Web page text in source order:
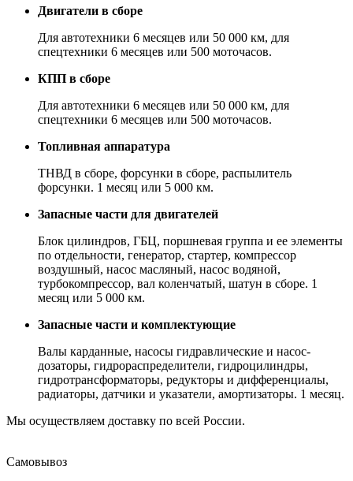
Двигатели в сборе
Для автотехники 6 месяцев или 50 000 км, для
спецтехники 6 месяцев или 500 моточасов.
КПП в сборе
Для автотехники 6 месяцев или 50 000 км, для
спецтехники 6 месяцев или 500 моточасов.
Топливная аппаратура
ТНВД в сборе, форсунки в сборе, распылитель
форсунки. 1 месяц или 5 000 км.
Запасные части для двигателей
Блок цилиндров, ГБЦ, поршневая группа и ее элементы
по отдельности, генератор, стартер, компрессор
воздушный, насос масляный, насос водяной,
турбокомпрессор, вал коленчатый, шатун в сборе. 1
месяц или 5 000 км.
Запасные части и комплектующие
Валы карданные, насосы гидравлические и насос-
дозаторы, гидрораспределители, гидроцилиндры,
гидротрансформаторы, редукторы и дифференциалы,
радиаторы, датчики и указатели, амортизаторы. 1 месяц.
Мы осуществляем доставку по всей России.
Самовывоз